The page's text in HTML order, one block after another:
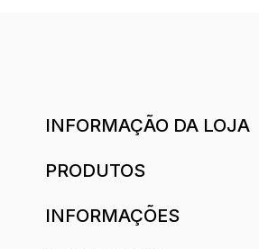
INFORMAÇÃO DA LOJA
PRODUTOS
INFORMAÇÕES